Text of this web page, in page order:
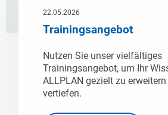
22.05.2026
Trainingsangebot
Nutzen Sie unser vielfältiges
Trainingsangebot, um Ihr
ALLPLAN gezielt zu
vertiefen.